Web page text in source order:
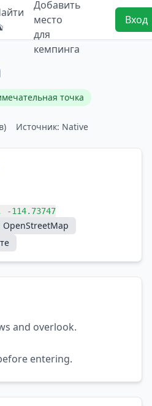
Добавить
место
для
кемпинга
Вход
точка
Источник: Native
-114.73747
OpenStreetMap
and overlook.
entering.